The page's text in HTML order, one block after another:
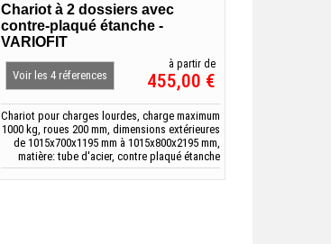
Chariot à 2 dossiers avec
contre-plaqué étanche -
VARIOFIT
Voir les 4 réferences
à partir de
455,00 €
Chariot pour charges lourdes, charge maximum
1000 kg, roues 200 mm, dimensions extérieures
de 1015x700x1195 mm à 1015x800x2195 mm,
matière: tube d'acier, contre plaqué étanche